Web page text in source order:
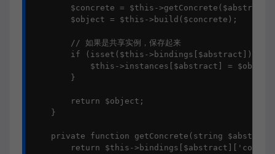
$concrete = $this-
        $object = $this->build($concrete);
        // 如果是共享实例，保存起来
if (isset($this->bindings[$abstract]) &&
$this->instances[$abstract] =
        }
        return $object;
    }
private function getConcrete(string
return $this-